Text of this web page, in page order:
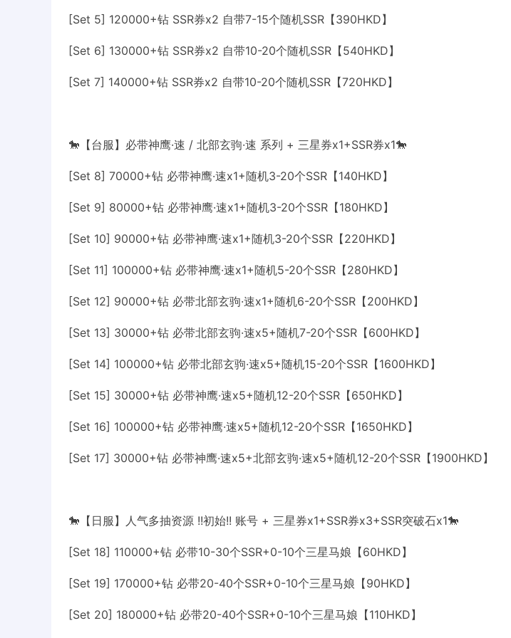
[Set 5] 120000+钻 SSR券x2 自带7-15个随机SSR【390HKD】
[Set 6] 130000+钻 SSR券x2 自带10-20个随机SSR【540HKD】
[Set 7] 140000+钻 SSR券x2 自带10-20个随机SSR【720HKD】
🐎【台服】必带神鹰·速 / 北部玄驹·速 系列 + 三星券x1+SSR券x1🐎
[Set 8] 70000+钻 必带神鹰·速x1+随机3-20个SSR【140HKD】
[Set 9] 80000+钻 必带神鹰·速x1+随机3-20个SSR【180HKD】
[Set 10] 90000+钻 必带神鹰·速x1+随机3-20个SSR【220HKD】
[Set 11] 100000+钻 必带神鹰·速x1+随机5-20个SSR【280HKD】
[Set 12] 90000+钻 必带北部玄驹·速x1+随机6-20个SSR【200HKD】
[Set 13] 30000+钻 必带北部玄驹·速x5+随机7-20个SSR【600HKD】
[Set 14] 100000+钻 必带北部玄驹·速x5+随机15-20个SSR【1600HKD】
[Set 15] 30000+钻 必带神鹰·速x5+随机12-20个SSR【650HKD】
[Set 16] 100000+钻 必带神鹰·速x5+随机12-20个SSR【1650HKD】
[Set 17] 30000+钻 必带神鹰·速x5+北部玄驹·速x5+随机12-20个SSR【1900HKD】
🐎【日服】人气多抽资源 !!初始!! 账号 + 三星券x1+SSR券x3+SSR突破石x1🐎
[Set 18] 110000+钻 必带10-30个SSR+0-10个三星马娘【60HKD】
[Set 19] 170000+钻 必带20-40个SSR+0-10个三星马娘【90HKD】
[Set 20] 180000+钻 必带20-40个SSR+0-10个三星马娘【110HKD】